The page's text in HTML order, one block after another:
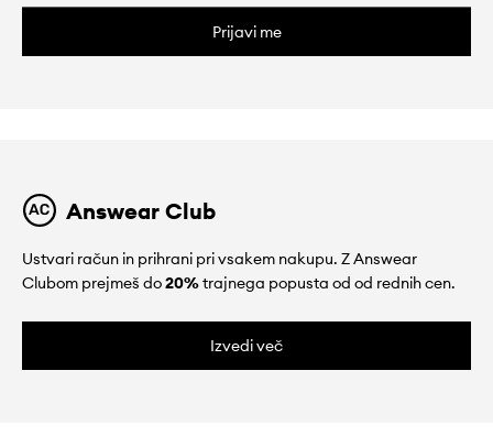
Prijavi me
Answear Club
Ustvari račun in prihrani pri vsakem nakupu. Z Answear
Clubom prejmeš do20%trajnega popusta od od rednih cen.
Izvedi več